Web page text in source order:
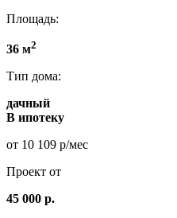
Площадь:
36 м2
Тип дома:
дачный
В ипотеку
от 10 109 р/мес
Проект от
45 000 р.